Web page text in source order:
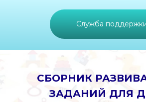
СБОРНИК
ЗАДАНИЙ ДЛЯ
Служба